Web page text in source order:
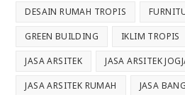
DESAIN RUMAH TROPIS
GREEN BUILDING IKLIM TROPIS
JASA ARSITEK JASA ARSITEK
JASA ARSITEK RUMAH JASA